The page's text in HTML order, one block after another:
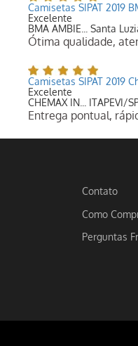
Camisetas SIPAT 2019
Excelente
BMA AMBIE... Santa
Ótima qualidade,
Camisetas SIPAT 2019
Excelente
CHEMAX IN... ITAPEVI/
Entrega pontual,
Contato
Como
Perguntas